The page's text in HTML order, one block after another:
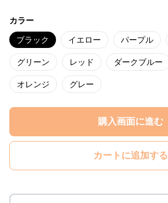
カラー
ブラック イエロー パープル
グリーン レッド ダークブルー
オレンジ グレー
購入画面に進む
カートに追加する